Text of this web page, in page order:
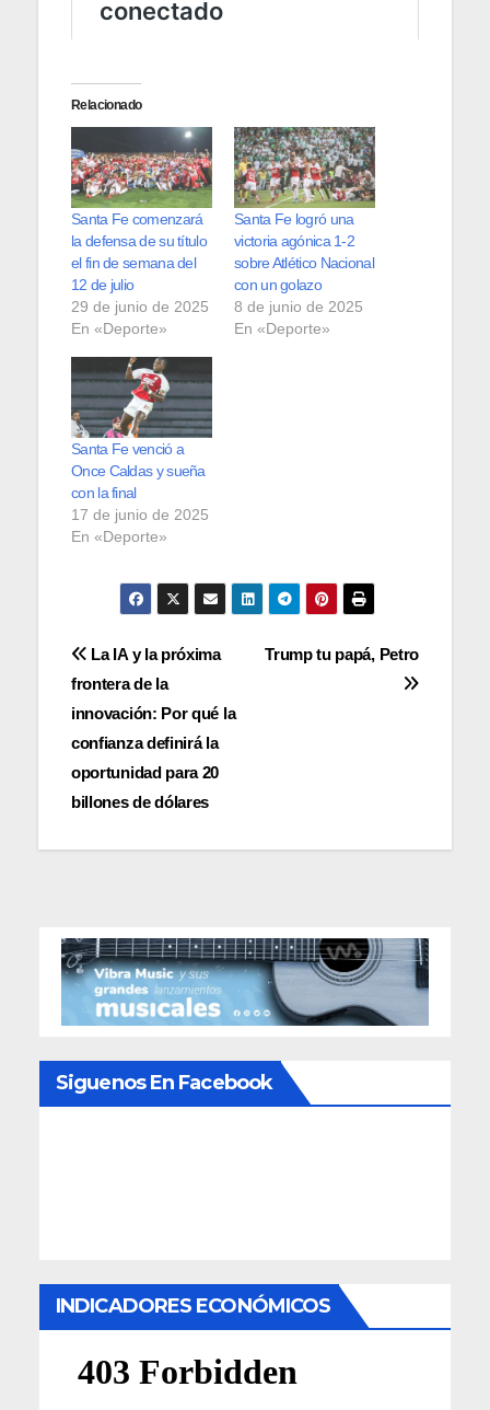
Relacionado
Santa Fe comenzará
la defensa de su título
el fin de semana del
12 de julio
29 de junio de 2025
En «Deporte»
Santa Fe logró una
victoria agónica 1-2
sobre Atlético Nacional
con un golazo
8 de junio de 2025
En «Deporte»
Santa Fe venció a
Once Caldas y sueña
con la final
17 de junio de 2025
En «Deporte»
Navegación
de
entradas
Trump tu papá, Petro
La IA y la próxima
frontera de la
innovación: Por qué la
confianza definirá la
oportunidad para 20
billones de dólares
Siguenos En Facebook
INDICADORES ECONÓMICOS